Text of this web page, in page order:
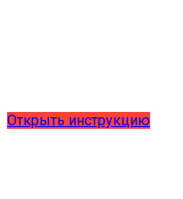
Открыть инструкцию